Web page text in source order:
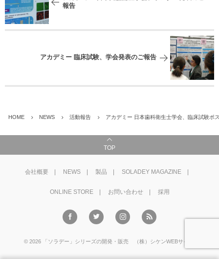
報告
アカデミー 臨床試験、学会発表のご報告
HOME NEWS 活動報告 アカデミー 日本歯科衛生士学会、臨床試験ポ
TOP
会社概要 NEWS 製品 SOLADEY MAGAZINE
ONLINE STORE お問い合わせ 採用
© 2026 「ソラデー」シリーズの開発・販売 （株）シケンWEBサイト